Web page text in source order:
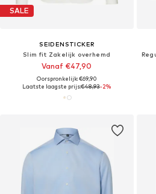
SALE
SEIDENSTICKER
Slim fit Zakelijk overhemd
Vanaf €47,90
Oorspronkelijk: €69,90
Laatste laagste prijs:€48,93-2%